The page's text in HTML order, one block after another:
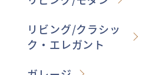
リビング/クラシッ
ク・エレガント